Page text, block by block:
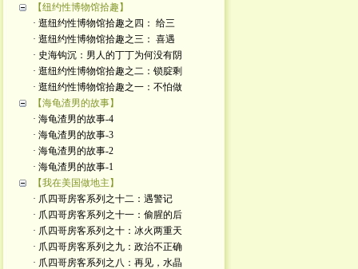
【纽约性博物馆拾趣】
· 逛纽约性博物馆拾趣之四： 给三
· 逛纽约性博物馆拾趣之三： 喜遇
· 史海钩沉：男人的丁丁为何没有阴
· 逛纽约性博物馆拾趣之二：锁腚剩
· 逛纽约性博物馆拾趣之一：不怕做
【海龟渣男的故事】
· 海龟渣男的故事-4
· 海龟渣男的故事-3
· 海龟渣男的故事-2
· 海龟渣男的故事-1
【我在美国做地主】
· 爪四哥房客系列之十二：遇警记
· 爪四哥房客系列之十一：偷腥的后
· 爪四哥房客系列之十：冰火两重天
· 爪四哥房客系列之九：政治不正确
· 爪四哥房客系列之八：再见，水晶